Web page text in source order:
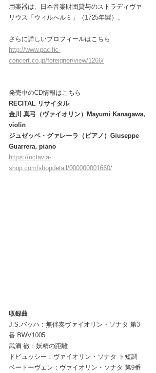
用楽器は、日本音楽財団貸与のストラディヴァ
リウス「ウィルへルミ」（1725年製）。
さらに詳しいプロフィールはこちら
http://www.pacific-
concert.co.jp/foreigner/view/1266/
発売中のCD情報はこちら
RECITAL リサイタル
金川 真弓（ヴァイオリン）Mayumi Kanagawa,
violin
ジュゼッペ・グァレーラ（ピアノ）Giuseppe
Guarrera, piano
https://octavia-
shop.com/shopdetail/000000001660/
収録曲
J.S.バッハ：無伴奏ヴァイオリン・ソナタ 第3
番 BWV1005
武満 徹：妖精の距離
ドビュッシー：ヴァイオリン・ソナタ ト短調
ベートーヴェン：ヴァイオリン・ソナタ 第9番